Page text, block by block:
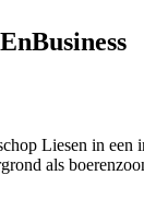
Liesen in een
als